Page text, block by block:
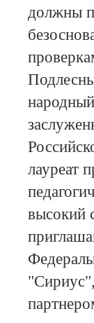
должны
лауреат
высокий